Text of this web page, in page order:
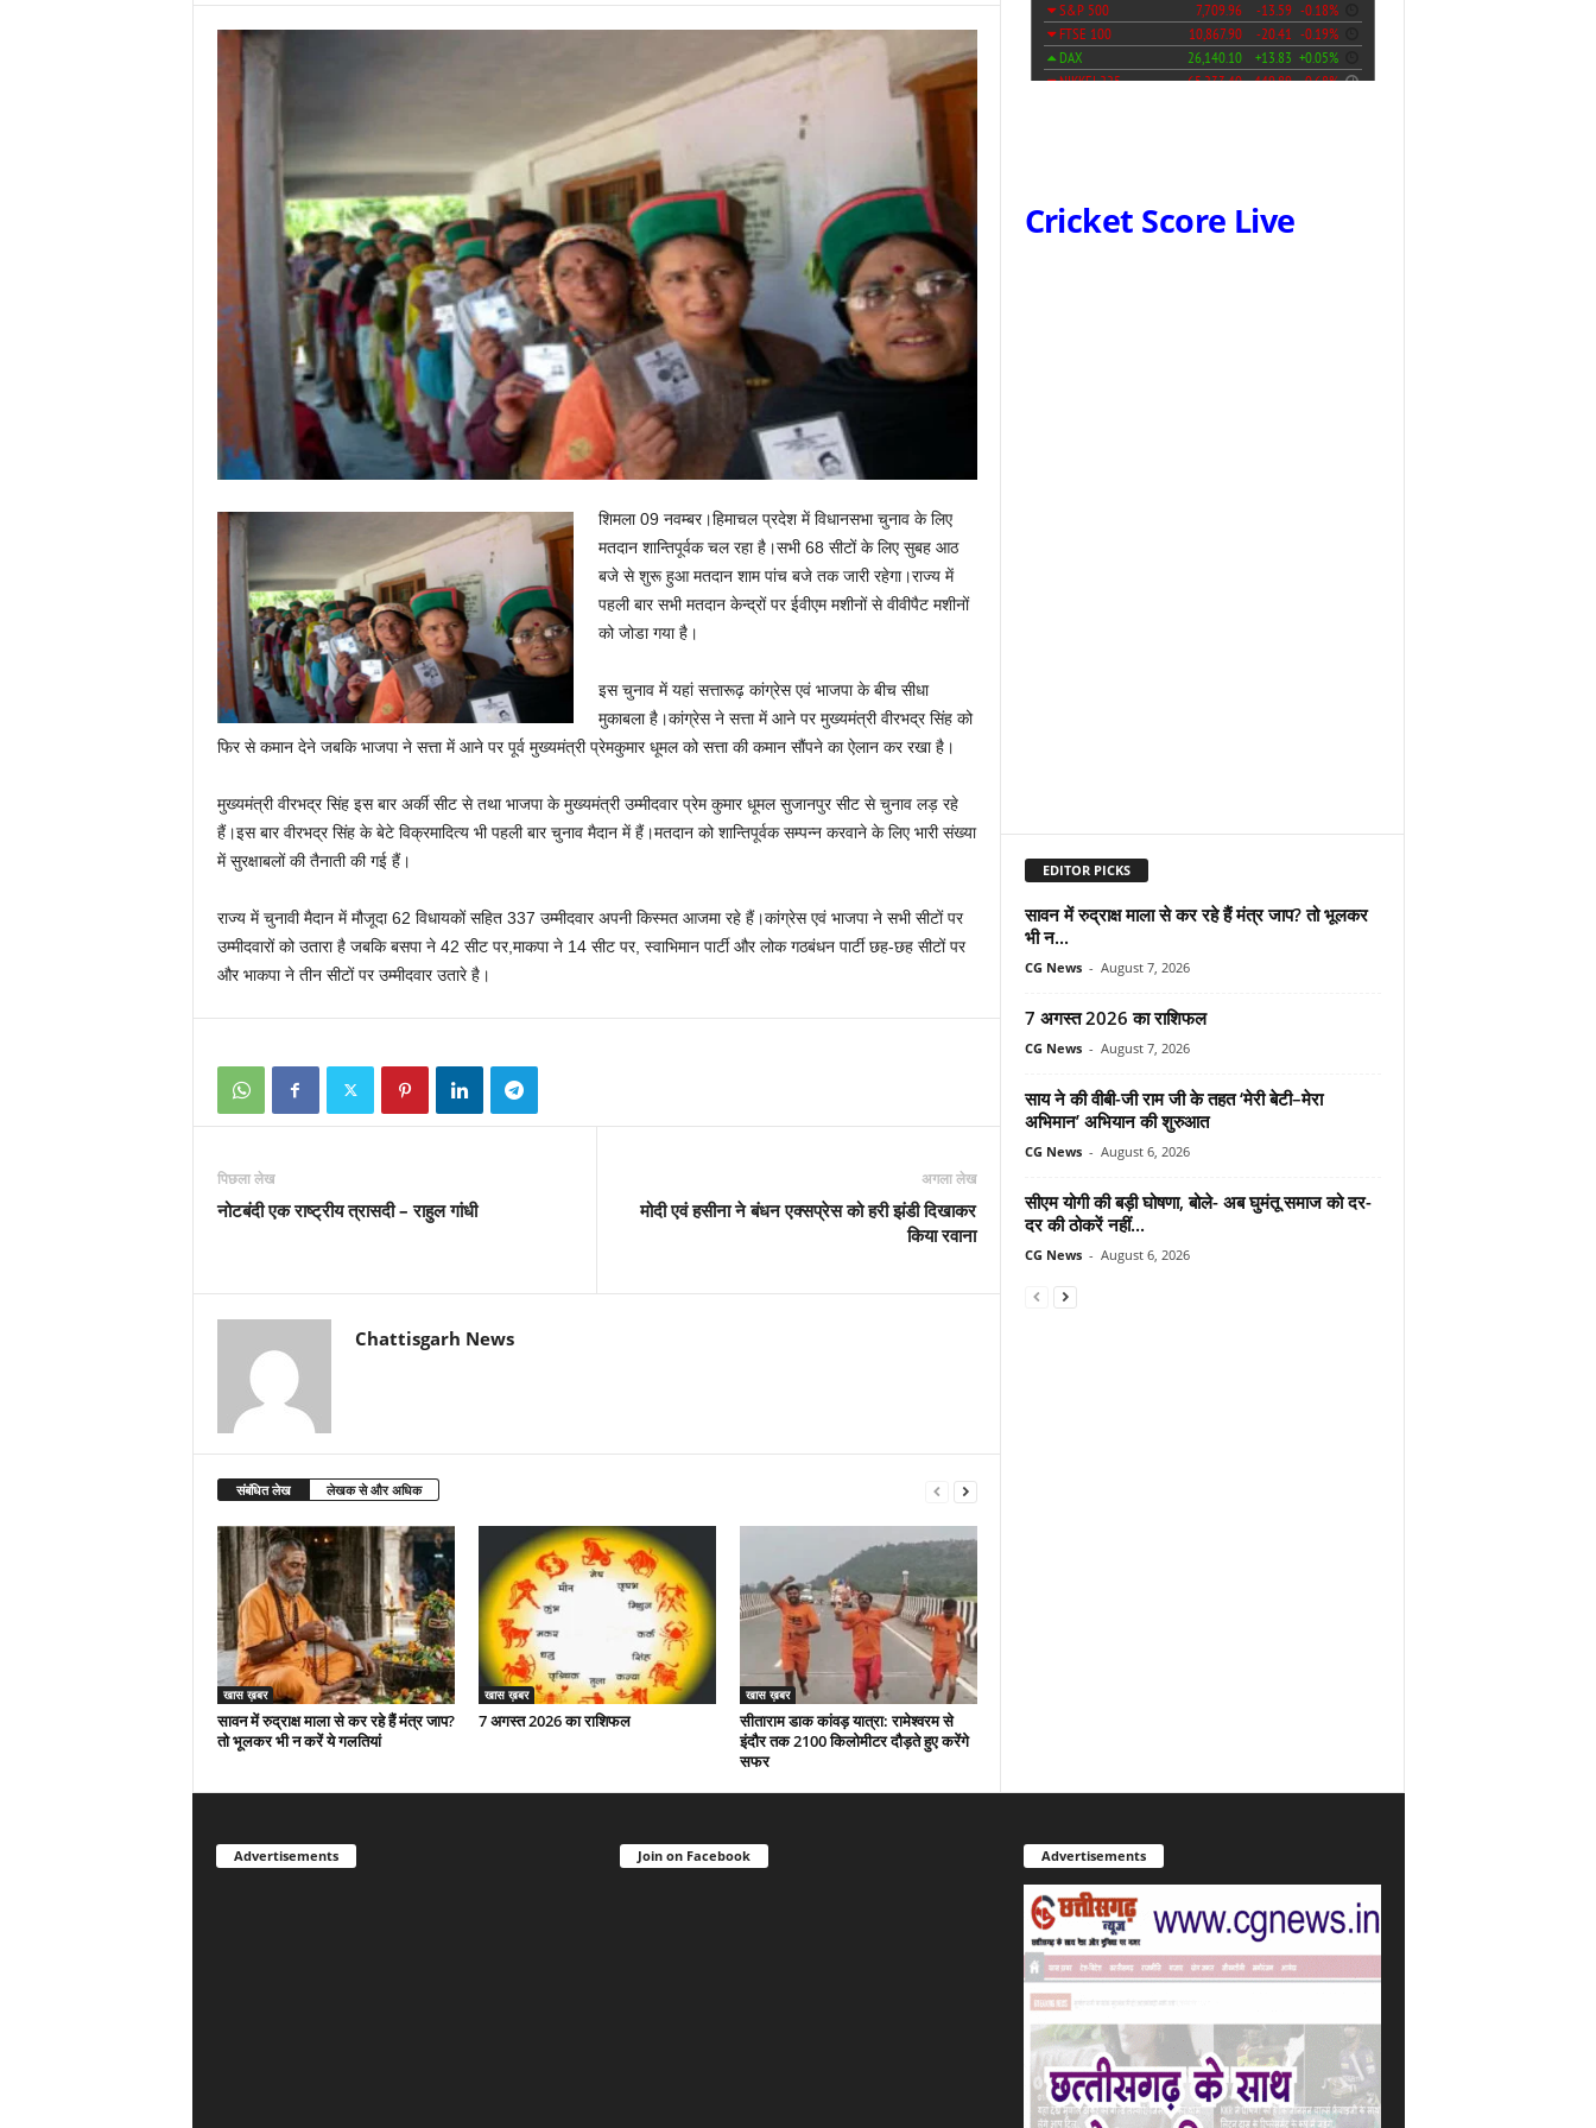
शिमला 09 नवम्बर।हिमाचल प्रदेश में विधानसभा चुनाव के लिए
मतदान शान्तिपूर्वक चल रहा है।सभी 68 सीटों के लिए सुबह आठ
बजे से शुरू हुआ मतदान शाम पांच बजे तक जारी रहेगा।राज्य में
पहली बार सभी मतदान केन्द्रों पर ईवीएम मशीनों से वीवीपैट मशीनों
को जोडा गया है।
इस चुनाव में यहां सत्तारूढ़ कांग्रेस एवं भाजपा के बीच सीधा
मुकाबला है।कांग्रेस ने सत्ता में आने पर मुख्यमंत्री वीरभद्र सिंह को
फिर से कमान देने जबकि भाजपा ने सत्ता में आने पर पूर्व मुख्यमंत्री प्रेमकुमार धूमल को सत्ता की कमान सौंपने का ऐलान कर रखा है।
मुख्यमंत्री वीरभद्र सिंह इस बार अर्की सीट से तथा भाजपा के मुख्यमंत्री उम्मीदवार प्रेम कुमार धूमल सुजानपुर सीट से चुनाव लड़ रहे
हैं।इस बार वीरभद्र सिंह के बेटे विक्रमादित्य भी पहली बार चुनाव मैदान में हैं।मतदान को शान्तिपूर्वक सम्पन्न करवाने के लिए भारी संख्या
में सुरक्षाबलों की तैनाती की गई हैं।
राज्य में चुनावी मैदान में मौजूदा 62 विधायकों सहित 337 उम्मीदवार अपनी किस्मत आजमा रहे हैं।कांग्रेस एवं भाजपा ने सभी सीटों पर
उम्मीदवारों को उतारा है जबकि बसपा ने 42 सीट पर,माकपा ने 14 सीट पर, स्वाभिमान पार्टी और लोक गठबंधन पार्टी छह-छह सीटों पर
और भाकपा ने तीन सीटों पर उम्मीदवार उतारे है।
पिछला लेख
नोटबंदी एक राष्ट्रीय त्रासदी – राहुल गांधी
अगला लेख
मोदी एवं हसीना ने बंधन एक्सप्रेस को हरी झंडी दिखाकर
किया रवाना
Chattisgarh News
संबंधित लेख लेखक से और अधिक
खास ख़बर
सावन में रुद्राक्ष माला से कर रहे हैं मंत्र जाप?
तो भूलकर भी न करें ये गलतियां
खास ख़बर
7 अगस्त 2026 का राशिफल
खास ख़बर
सीताराम डाक कांवड़ यात्रा: रामेश्वरम से
इंदौर तक 2100 किलोमीटर दौड़ते हुए करेंगे
सफर
Cricket Score Live
EDITOR PICKS
सावन में रुद्राक्ष माला से कर रहे हैं मंत्र जाप? तो भूलकर
भी न...
CG News - August 7, 2026
7 अगस्त 2026 का राशिफल
CG News - August 7, 2026
साय ने की वीबी-जी राम जी के तहत ‘मेरी बेटी–मेरा
अभिमान’ अभियान की शुरुआत
CG News - August 6, 2026
सीएम योगी की बड़ी घोषणा, बोले- अब घुमंतू समाज को दर-
दर की ठोकरें नहीं...
CG News - August 6, 2026
Advertisements Join on Facebook Advertisements